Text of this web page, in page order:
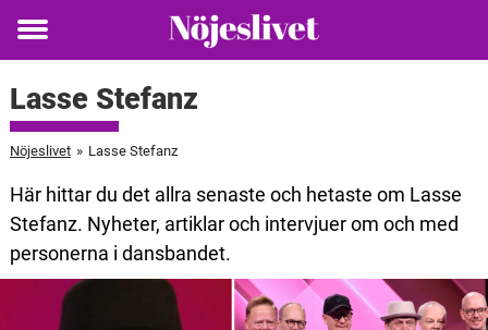
Toggle
Lasse Stefanz
Nöjeslivet » Lasse Stefanz
Här hittar du det allra senaste och hetaste om Lasse
Stefanz. Nyheter, artiklar och intervjuer om och med
personerna i dansbandet.